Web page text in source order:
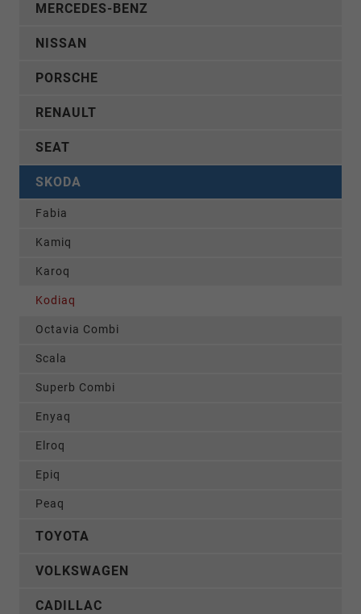
MERCEDES-BENZ
NISSAN
PORSCHE
RENAULT
SEAT
SKODA
Fabia
Kamiq
Karoq
Kodiaq
Octavia Combi
Scala
Superb Combi
Enyaq
Elroq
Epiq
Peaq
TOYOTA
VOLKSWAGEN
CADILLAC